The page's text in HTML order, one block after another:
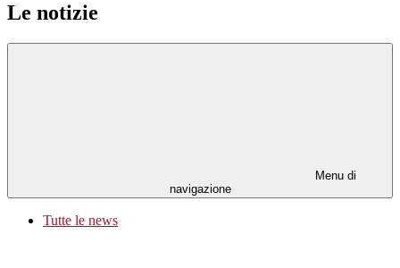
Le notizie
Menu di
navigazione
Tutte le news